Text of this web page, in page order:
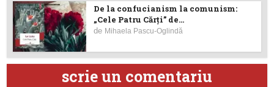
De la confucianism la comunism:
„Cele Patru Cărți” de...
de Mihaela Pascu-Oglindă
scrie un comentariu